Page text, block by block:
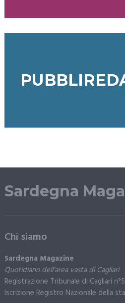
Sardegna
Chi siamo
Sardegna Magazine
Quotidiano dell’area vasta di Cagliari
Registrazione Tribunale di Cagliari
Iscrizione Registro Nazionale della